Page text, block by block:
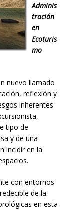
Adminis
tración
en
Ecoturis
mo
nuevo llamado
reflexión y
inherentes
tipo de
y de una
incidir en la
con entornos
de la
en esta